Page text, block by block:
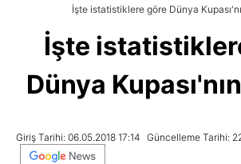
İşte istatistiklere göre Dünya
İşte
Dünya
Giriş Tarihi: 06.05.2018 17:14 Güncelleme Tarihi: